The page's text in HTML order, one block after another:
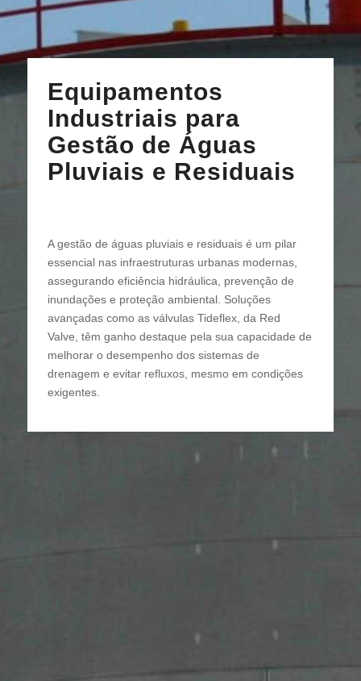
Equipamentos
Industriais para
Gestão de Águas
Pluviais e Residuais
A gestão de águas pluviais e residuais é um pilar
essencial nas infraestruturas urbanas modernas,
assegurando eficiência hidráulica, prevenção de
inundações e proteção ambiental. Soluções
avançadas como as válvulas Tideflex, da Red
Valve, têm ganho destaque pela sua capacidade de
melhorar o desempenho dos sistemas de
drenagem e evitar refluxos, mesmo em condições
exigentes.